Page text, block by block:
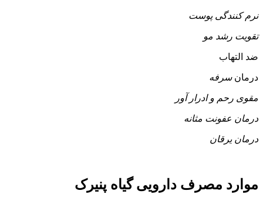
نرم کنندگی پوست
تقویت رشد مو
ضد التهاب
درمانسرفه
مقوی رحم و ادرار آور
درمان عفونت مثانه
درمان یرقان
موارد مصرف دارویی گیاه پنیرک